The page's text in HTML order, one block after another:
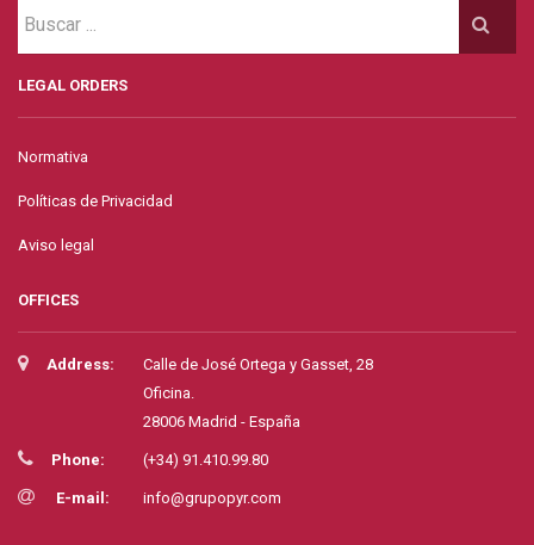
LEGAL ORDERS
Normativa
Políticas de Privacidad
Aviso legal
OFFICES
Address:
Calle de José Ortega y Gasset, 28
Oficina.
28006 Madrid - España
Phone: (+34) 91.410.99.80
E-mail: info@grupopyr.com